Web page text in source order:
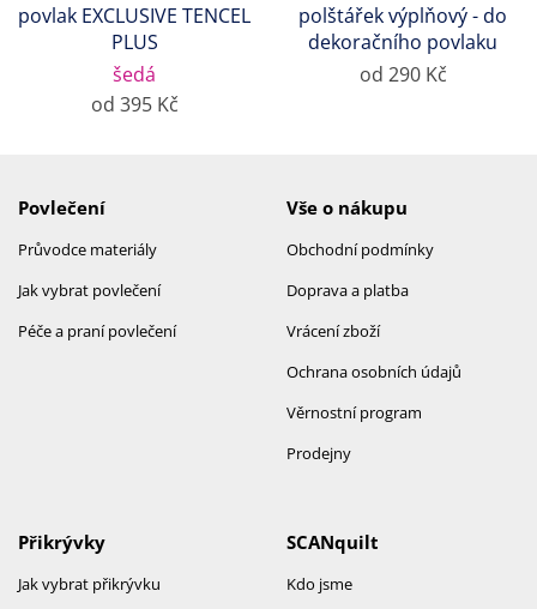
povlak EXCLUSIVE TENCEL
PLUS
šedá
od 395 Kč
polštářek výplňový - do
dekoračního povlaku
od 290 Kč
Povlečení
Průvodce materiály
Jak vybrat povlečení
Péče a praní povlečení
Vše o nákupu
Obchodní podmínky
Doprava a platba
Vrácení zboží
Ochrana osobních údajů
Věrnostní program
Prodejny
SCANquilt
Kdo jsme
Přikrývky
Jak vybrat přikrývku